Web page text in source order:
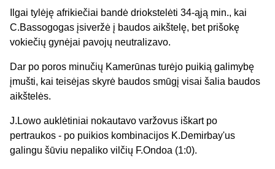
Ilgai tylėję afrikiečiai bandė driokstelėti 34-ąją min., kai
C.Bassogogas įsiveržė į baudos aikštelę, bet prišokę
vokiečių gynėjai pavojų neutralizavo.
Dar po poros minučių Kamerūnas turėjo puikią galimybę
įmušti, kai teisėjas skyrė baudos smūgį visai šalia baudos
aikštelės.
J.Lowo auklėtiniai nokautavo varžovus iškart po
pertraukos - po puikios kombinacijos K.Demirbay'us
galingu šūviu nepaliko vilčių F.Ondoa (1:0).